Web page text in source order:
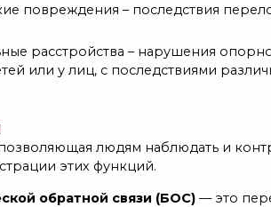
повреждения – последствия
расстройства – нарушения
или у лиц, с последствиями
людям наблюдать и
этих функций.
обратной связи (БОС) — это